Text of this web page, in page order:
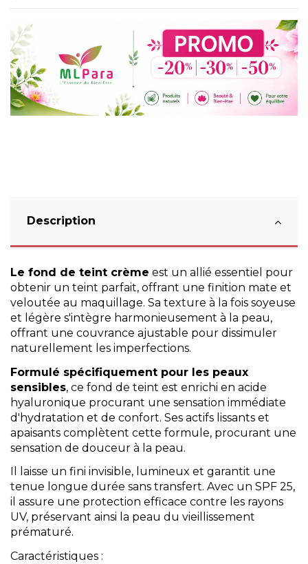
Description
Le fond de teint crème est un allié essentiel pour
obtenir un teint parfait, offrant une finition mate et
veloutée au maquillage. Sa texture à la fois soyeuse
et légère s'intègre harmonieusement à la peau,
offrant une couvrance ajustable pour dissimuler
naturellement les imperfections.
Formulé spécifiquement pour les peaux
sensibles, ce fond de teint est enrichi en acide
hyaluronique procurant une sensation immédiate
d'hydratation et de confort. Ses actifs lissants et
apaisants complètent cette formule, procurant une
sensation de douceur à la peau.
Il laisse un fini invisible, lumineux et garantit une
tenue longue durée sans transfert. Avec un SPF 25,
il assure une protection efficace contre les rayons
UV, préservant ainsi la peau du vieillissement
prématuré.
Caractéristiques :